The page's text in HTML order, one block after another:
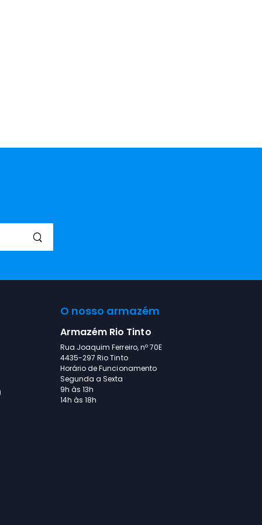
O nosso armazém
Armazém Rio Tinto
Rua Joaquim Ferreiro, nº 70E
4435-297 Rio Tinto
Horário de Funcionamento
Segunda a Sexta
9h às 13h
14h às 18h